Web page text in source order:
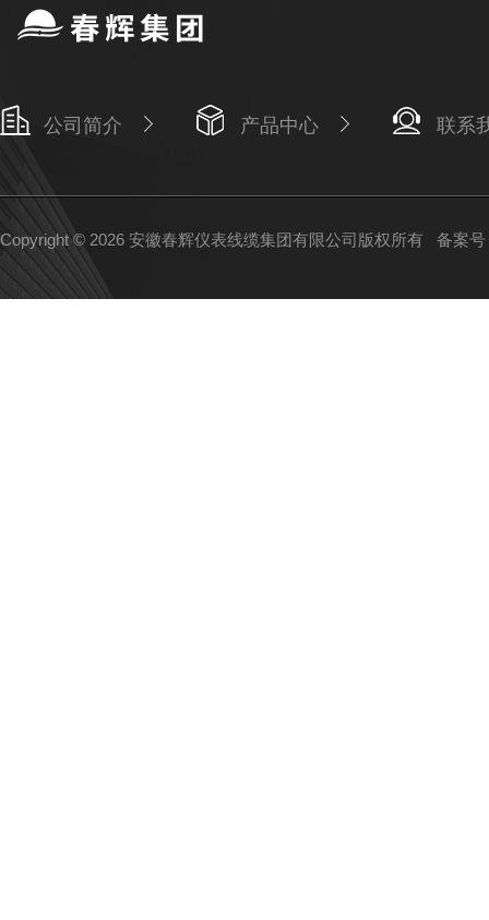
公司简介 产品中心 联系
Copyright © 2026 安徽春辉仪表线缆集团有限公司版权所有 备案号